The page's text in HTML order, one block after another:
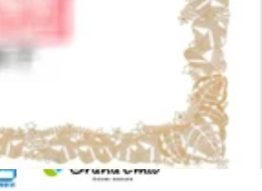
、感謝申し上げます。 今後のお身体のケアは、リラク西武入間ペペ店
まで通りのサービスをご提供しております。 皆様にまたお会いできる
reraku.jp/studio/seibuirumapepe/bookingリラクの公式アプリでは、
20:00※最終受付時刻 19:10まで358-0008埼玉県入間市河原町 2-1 西武
はございますが、当店は2026年7月5日(日)をもちまして、閉店する運
会いや、お身体のケアを通じて大切なお時間を共有できましたこと
は、通常通り営業いたします。ご予約も引き続き承っておりますの